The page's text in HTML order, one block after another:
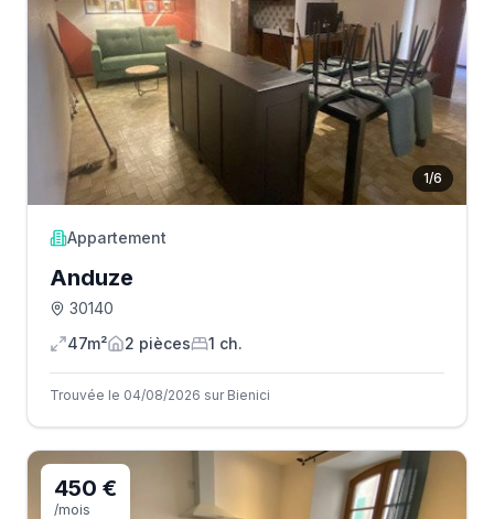
1/6
Appartement
Anduze
30140
47m²
2 pièces 1 ch.
Trouvée le 04/08/2026 sur Bienici
450 €
/mois